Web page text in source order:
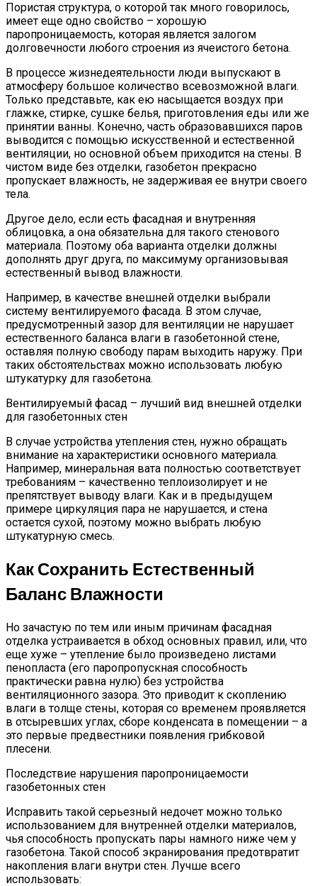
Пористая структура, о которой так много говорилось,
имеет еще одно свойство – хорошую
паропроницаемость, которая является залогом
долговечности любого строения из ячеистого бетона.
В процессе жизнедеятельности люди выпускают в
атмосферу большое количество всевозможной влаги.
Только представьте, как ею насыщается воздух при
глажке, стирке, сушке белья, приготовления еды или же
принятии ванны. Конечно, часть образовавшихся паров
выводится с помощью искусственной и естественной
вентиляции, но основной объем приходится на стены. В
чистом виде без отделки, газобетон прекрасно
пропускает влажность, не задерживая ее внутри своего
тела.
Другое дело, если есть фасадная и внутренняя
облицовка, а она обязательна для такого стенового
материала. Поэтому оба варианта отделки должны
дополнять друг друга, по максимуму организовывая
естественный вывод влажности.
Например, в качестве внешней отделки выбрали
систему вентилируемого фасада. В этом случае,
предусмотренный зазор для вентиляции не нарушает
естественного баланса влаги в газобетонной стене,
оставляя полную свободу парам выходить наружу. При
таких обстоятельствах можно использовать любую
штукатурку для газобетона.
Вентилируемый фасад – лучший вид внешней отделки
для газобетонных стен
В случае устройства утепления стен, нужно обращать
внимание на характеристики основного материала.
Например, минеральная вата полностью соответствует
требованиям – качественно теплоизолирует и не
препятствует выводу влаги. Как и в предыдущем
примере циркуляция пара не нарушается, и стена
остается сухой, поэтому можно выбрать любую
штукатурную смесь.
Как Сохранить Естественный
Баланс Влажности
Но зачастую по тем или иным причинам фасадная
отделка устраивается в обход основных правил, или, что
еще хуже – утепление было произведено листами
пенопласта (его паропропускная способность
практически равна нулю) без устройства
вентиляционного зазора. Это приводит к скоплению
влаги в толще стены, которая со временем проявляется
в отсыревших углах, сборе конденсата в помещении – а
это первые предвестники появления грибковой
плесени.
Последствие нарушения паропроницаемости
газобетонных стен
Исправить такой серьезный недочет можно только
использованием для внутренней отделки материалов,
чья способность пропускать пары намного ниже чем у
газобетона. Такой способ экранирования предотвратит
накопления влаги внутри стен. Лучше всего
использовать: